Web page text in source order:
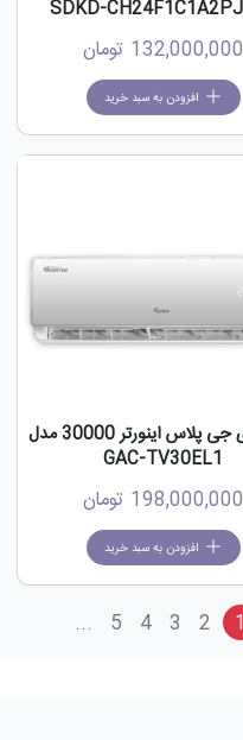
132,000,000 تومان
افزودن به سبد خرید
کولر گازی جی پلاس اینورتر 30000 مدل
GAC-TV30EL1
198,000,000 تومان
افزودن به سبد خرید
1
2
3
4
5
...